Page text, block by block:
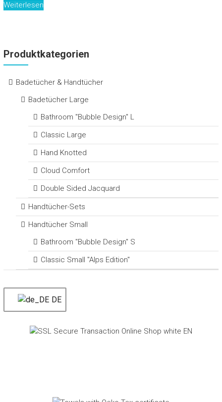
Weiterlesen
Produktkategorien
Badetücher & Handtücher
Badetücher Large
Bathroom "Bubble Design" L
Classic Large
Hand Knotted
Cloud Comfort
Double Sided Jacquard
Handtücher-Sets
Handtücher Small
Bathroom "Bubble Design" S
Classic Small "Alps Edition"
DE